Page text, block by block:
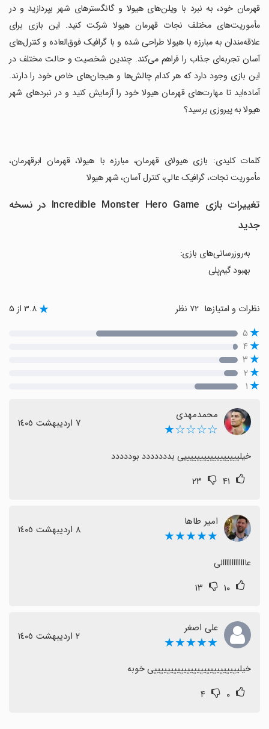
قهرمان خود، به نبرد با ویلن‌های هیولا و گانگسترهای شهر بپردازید و در
مأموریت‌های مختلف نجات قهرمان هیولا شرکت کنید. این بازی برای
علاقه‌مندان به مبارزه با هیولا طراحی شده و با گرافیک فوق‌العاده و کنترل‌های
آسان تجربه‌ای جذاب را فراهم می‌کند. چندین شخصیت و حالت مختلف در
این بازی وجود دارد که هر کدام چالش‌ها و هیجان‌های خاص خود را دارند.
آماده‌اید تا مهارت‌های قهرمان هیولا خود را آزمایش کنید و در نبردهای شهر
هیولا به پیروزی برسید؟
‏کلمات کلیدی: بازی هیولای قهرمان، مبارزه با هیولا، قهرمان ابرقهرمان،
مأموریت نجات، گرافیک عالی، کنترل آسان، شهر هیولا
تغییرات بازی Incredible Monster Hero Game در نسخه
جدید
به‌روزرسانی‌های بازی:
بهبود گیم‌پلی
نظرات و امتیازها ۳.۸ از ۵
۵
۴
۳
۲
۱
محمدمهدی
☆☆☆☆★ ٧ اردیبهشت ١٤٠٥
خیلیییییییییییییییییی بددددددد بوددددد
۴۱ ۲۳
امیر طاها
★★★★★ ٨ اردیبهشت ١٤٠٥
عااااااااااااالی
۱۰ ۱۳
علی اصغر
★★★★★ ٢ اردیبهشت ١٤٠٥
خیلییییییییییییییییییییییییییی خوبه
۰ ۴